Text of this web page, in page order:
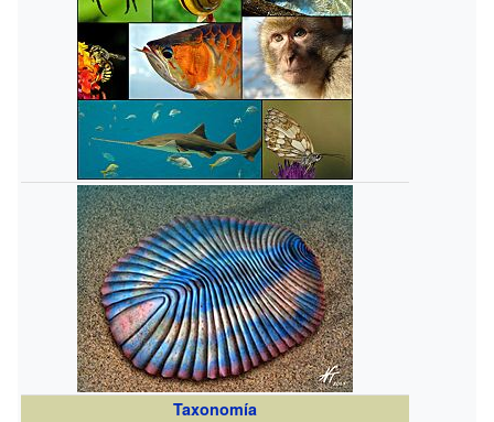
Taxonomía